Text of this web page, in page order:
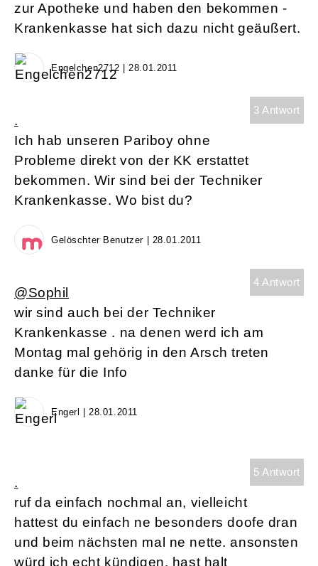
zur Apotheke und haben den bekommen -
Krankenkasse hat sich dazu nicht geäußert.
Engelchen2712 | 28.01.2011
3 Antwort
.
Ich hab unseren Pariboy ohne
Probleme direkt von der KK erstattet
bekommen. Wir sind bei der Techniker
Krankenkasse. Wo bist du?
Gelöschter Benutzer | 28.01.2011
4 Antwort
@Sophil
wir sind auch bei der Techniker
Krankenkasse . na denen werd ich am
Montag mal gehörig in den Arsch treten
danke für die Info
Engerl | 28.01.2011
5 Antwort
.
ruf da einfach nochmal an, vielleicht
hattest du einfach ne besonders doofe dran
und beim nächsten mal ne nette. ansonsten
würd ich echt kündigen, hast halt